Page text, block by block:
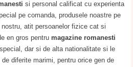
si personal calificat cu experienta
pe comanda, produsele noastre pe
atit persoanelor fizice cat si
en gros pentru magazine romanesti
dar si de alta nationalitate si le
diferite marimi, pentru orice gen de